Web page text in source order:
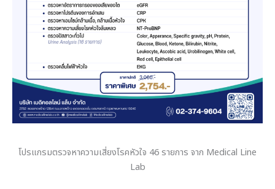
โปรแกรมตรวจหาความเสี่ยงโรคหัวใจ 46 รายการ จาก Medical Line
Lab